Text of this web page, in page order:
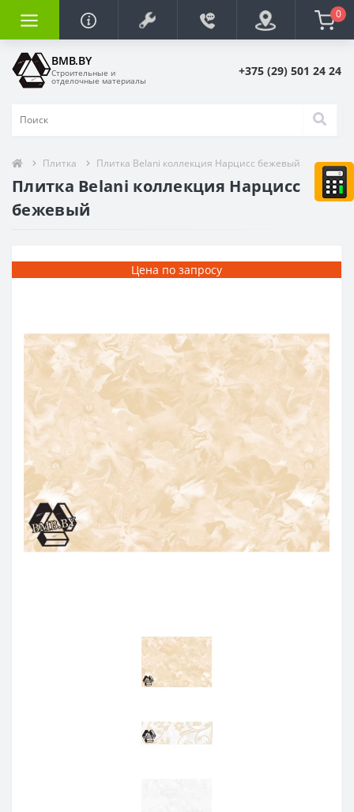
0
BMB.BY
Строительные и
отделочные материалы
+375 (29) 501 24 24
Плитка Плитка Belani коллекция Нарцисс бежевый
Плитка Belani коллекция Нарцисс
бежевый
Цена по запросу